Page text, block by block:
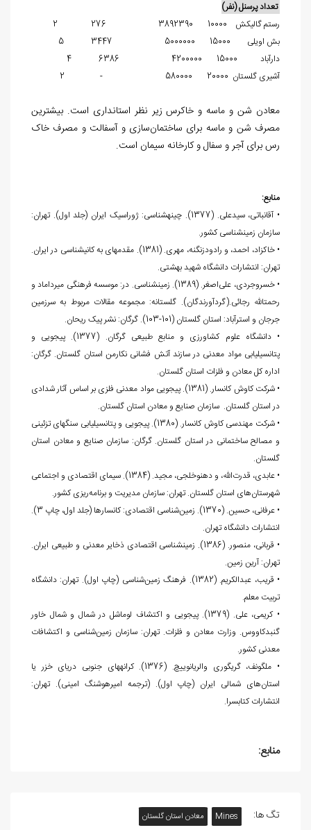
تعداد پرسنل (نفر)
رستم گالیکش 10000 3892390 276 2
بش اویلی 15000 5000000 3447 5
دارآباد 15000 4200000 6386 4
آشیری گلستان 20000 580000 - 2
معادن شن و ماسه و خاک‏رس زیر نظر استانداری است. بیشترین
مصرف شن و ماسه برای ساختمان‌سازی و آسفالت و مصرف خاک
‏رس برای آجر و سفال و کارخانه سیمان است.
منابع:
• آقانباتی، سیدعلی. (1377). چینه‏شناسی: ژوراسیک ایران (جلد اول). تهران:
سازمان زمین‎شناسی کشور.
• خاکزاد، احمد، و رادودزنگنه، مهری. (1381). مقدمه‎ای به کانی‏شناسی در ایران.
تهران: انتشارات دانشگاه شهید بهشتی.
• خسروجردی، علی‌اصغر. (1389). زمین‏شناسی. در: موسسه فرهنگی میرداماد و
رحمت‏الله رجائی.(گردآورندگان). گلستانه: مجموعه مقالات مربوط به سرزمین
جرجان و استرآباد: استان گلستان (101-103). گرگان: نشر پیک ریحان.
• دانشگاه علوم کشاورزی و منابع طبیعی گرگان. (1377). پی‏جویی و
پتانسیل‏یابی مواد معدنی در سازند آتش فشانی نکارمن استان گلستان. گرگان:
اداره کل معادن و فلزات استان گلستان.
• شرکت کاوش کانسار. (1381). پی‏جویی مواد معدنی فلزی بر اساس آثار شدادی
در استان گلستان. سازمان صنایع و معادن استان گلستان.
• شرکت مهندسی کاوش کانسار. (1380). پی‏جویی و پتانسیل‎یابی سنگ‎های تزئینی
و مصالح ساختمانی در استان گلستان. گرگان: سازمان صنایع و معادن استان
گلستان.
• عابدی، قدرت‌الله، و دهنوخلجی، مجید. (1384). سیمای اقتصادی و اجتماعی
شهرستان‌های استان گلستان. تهران: سازمان مدیریت و برنامه‌ریزی کشور.
• عرفانی، حسین. (1370). زمین‌شناسی اقتصادی: کانسارها (جلد اول، چاپ 3).
انتشارات دانشگاه تهران.
• قربانی، منصور. (1386). زمین‎شناسی اقتصادی ذخایر معدنی و طبیعی ایران.
تهران: آرین زمین.
• قریب، عبدالکریم. (1382). فرهنگ زمین‌شناسی (چاپ اول). تهران: دانشگاه
تربیت معلم.
• کریمی، علی. (1379). پی‏جویی و اکتشاف لوماشل در شمال و شمال خاور
‌گنبدکاووس. وزارت معادن و فلزات. تهران: سازمان زمین‌شناسی و اکتشافات
معدنی کشور.
• ملگونف، گریگوری والریانوییچ. (1376). کرانه‎های جنوبی دریای خزر یا
استان‌های شمالی ایران (چاپ اول). (ترجمه امیرهوشنگ امینی). تهران:
انتشارات کتاب‏سرا.
منابع:
تگ ها: Mines معادن استان گلستان